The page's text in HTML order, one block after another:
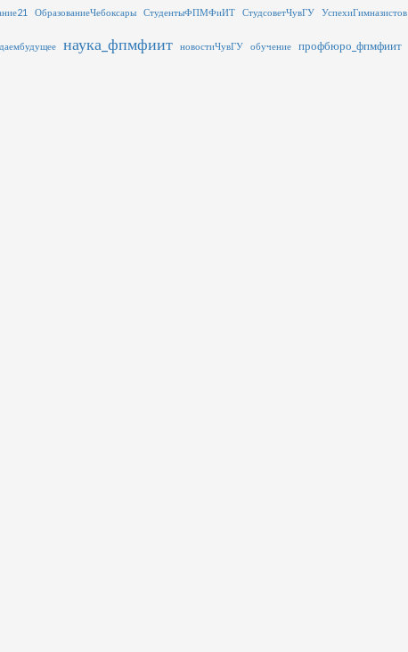
ОбразованиеЧебоксары СтудентыФПМФиИТ СтудсоветЧувГУ УспехиГимназистов
наука_фпмфиит новостиЧувГУ обучение профбюро_фпмфиит